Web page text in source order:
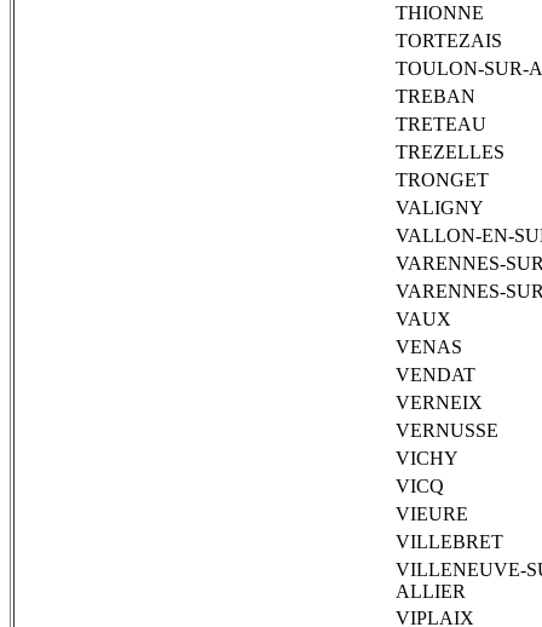
THIONNE
TORTEZAIS
TOULON-SUR-
TREBAN
TRETEAU
TREZELLES
TRONGET
VALIGNY
VALLON-EN-
VARENNES-
VARENNES-
VAUX
VENAS
VENDAT
VERNEIX
VERNUSSE
VICHY
VICQ
VIEURE
VILLEBRET
VILLENEUVE-
ALLIER
VIPLAIX